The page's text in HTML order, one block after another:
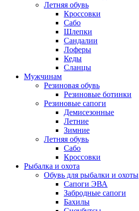
Летняя обувь
Кроссовки
Сабо
Шлепки
Сандалии
Лоферы
Кеды
Сланцы
Мужчинам
Резиновая обувь
Резиновые ботинки
Резиновые сапоги
Демисезонные
Летние
Зимние
Летняя обувь
Сабо
Кроссовки
Рыбалка и охота
Обувь для рыбалки и охоты
Сапоги ЭВА
Забродные сапоги
Бахилы